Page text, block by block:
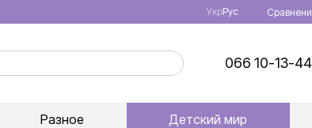
УкрРус
066 10-13-
Разное Детский мир